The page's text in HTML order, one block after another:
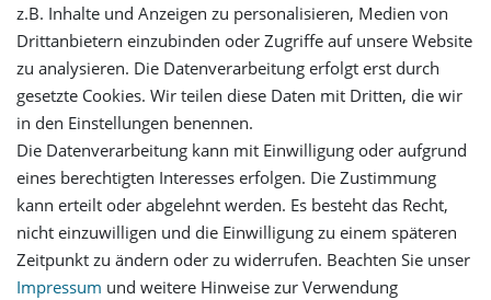
Mein Konto
Login
Registrieren
Versandinformationen
Let's stay connected
z.B. Inhalte und Anzeigen zu personalisieren, Medien von
Drittanbietern einzubinden oder Zugriffe auf unsere Website
zu analysieren. Die Datenverarbeitung erfolgt erst durch
gesetzte Cookies. Wir teilen diese Daten mit Dritten, die wir
in den Einstellungen benennen.
Die Datenverarbeitung kann mit Einwilligung oder aufgrund
eines berechtigten Interesses erfolgen. Die Zustimmung
kann erteilt oder abgelehnt werden. Es besteht das Recht,
nicht einzuwilligen und die Einwilligung zu einem späteren
Zeitpunkt zu ändern oder zu widerrufen. Beachten Sie unser
Impressum und weitere Hinweise zur Verwendung